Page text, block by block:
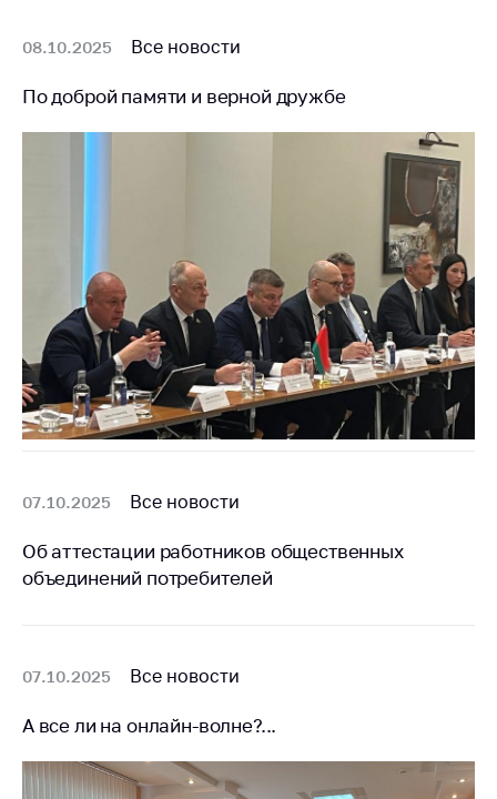
Деятельность
Торговля и услуги
Регулирование и
контроль закупок
Защита прав
потребителей
Регулирование
сотрудничество
Применение мер
Биржевая торговля
Выставочная
деятельность в
Республике
Беларусь
08.10.2025 Все новости
По доброй памяти и верной дружбе
07.10.2025 Все новости
Об аттестации работников общественных
объединений потребителей
07.10.2025 Все новости
А все ли на онлайн-волне?...